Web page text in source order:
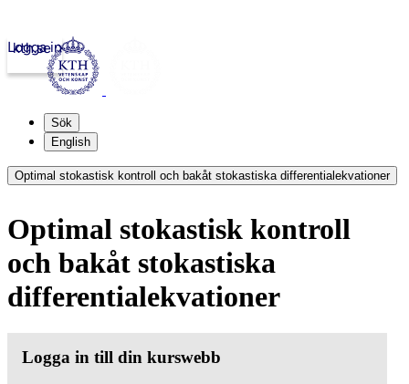
kth.se
Logga in
Sök
English
Optimal stokastisk kontroll och bakåt stokastiska differentialekvationer
Optimal stokastisk kontroll
och bakåt stokastiska
differentialekvationer
Logga in till din kurswebb